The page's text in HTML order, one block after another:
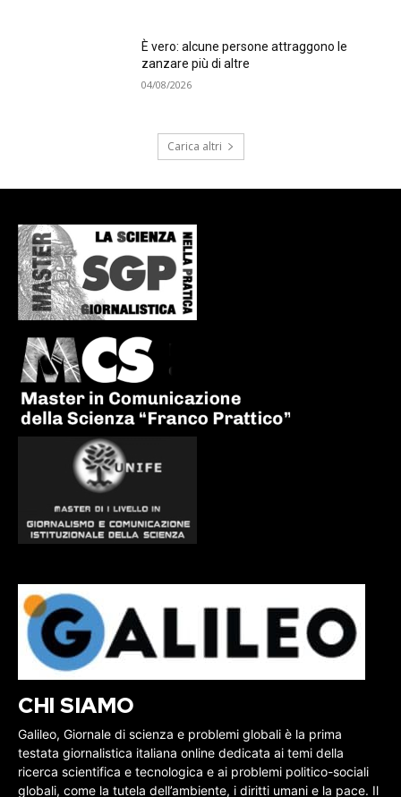
È vero: alcune persone attraggono le
zanzare più di altre
04/08/2026
Carica altri
CHI SIAMO
Galileo, Giornale di scienza e problemi globali è la prima
testata giornalistica italiana online dedicata ai temi della
ricerca scientifica e tecnologica e ai problemi politico-sociali
globali, come la tutela dell’ambiente, i diritti umani e la pace. Il